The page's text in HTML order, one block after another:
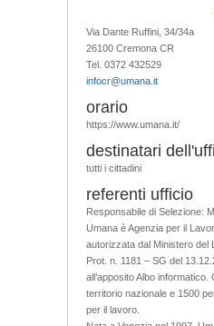
Via Dante Ruffini, 34/34a
26100 Cremona CR
Tel. 0372 432529
infocr@umana.it
orario
https://www.umana.it/
destinatari
tutti i cittadini
referenti ufficio
Responsabile di Selezione:
Umana è Agenzia per il
autorizzata dal Ministero del
Prot. n. 1181 – SG del
all’apposito Albo informatico.
territorio nazionale e 1500
per il lavoro.